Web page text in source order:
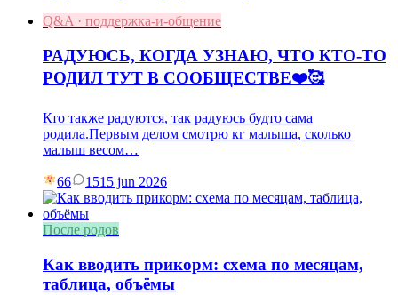
Q&A · поддержка-и-общение
РАДУЮСЬ, КОГДА УЗНАЮ, ЧТО КТО-ТО
РОДИЛ ТУТ В СООБЩЕСТВЕ❤️🥰
Кто также радуются, так радуюсь будто сама
родила.Первым делом смотрю кг малыша, сколько
малыш весом…
66 1515 jun 2026
После родов
Как вводить прикорм: схема по месяцам,
таблица, объёмы